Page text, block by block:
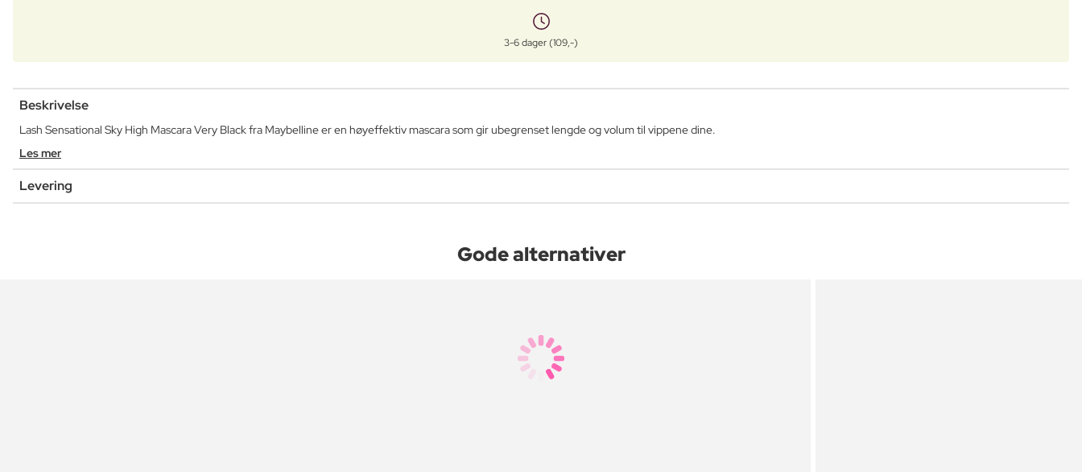
3-6 dager (109,-)
Beskrivelse
Lash Sensational Sky High Mascara Very Black fra Maybelline er en høyeffektiv mascara som gir ubegrenset lengde og volum til vippene dine.
Les mer
Levering
Gode alternativer